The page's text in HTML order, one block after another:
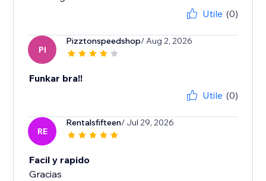
Utile (0)
PI
Pizztonspeedshop/ Aug 2, 2026
Funkar bra!!
Utile (0)
RE
Rentalsfifteen/ Jul 29, 2026
Facil y rapido
Gracias